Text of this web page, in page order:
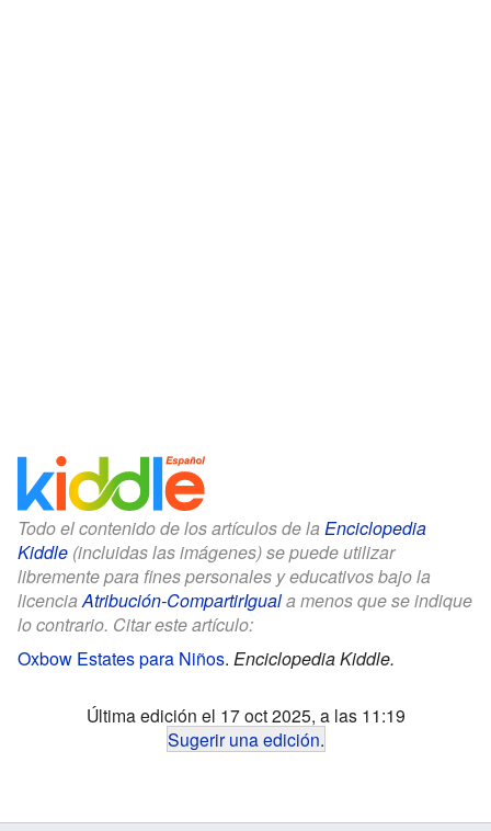
Todo el contenido de los artículos de la Enciclopedia
Kiddle (incluidas las imágenes) se puede utilizar
libremente para fines personales y educativos bajo la
licenciaAtribución-CompartirIguala menos que se indique
lo contrario. Citar este artículo:
Oxbow Estates para Niños. Enciclopedia Kiddle.
Última edición el 17 oct 2025, a las 11:19
Sugerir una edición.